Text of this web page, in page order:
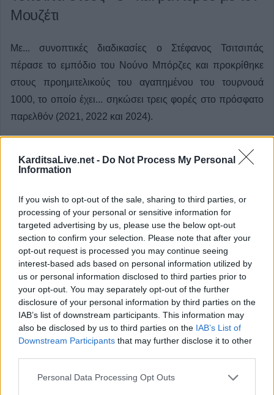
KarditsaLive.net - Do Not Process My Personal
Information
If you wish to opt-out of the sale, sharing to third parties, or
processing of your personal or sensitive information for
targeted advertising by us, please use the below opt-out
section to confirm your selection. Please note that after your
opt-out request is processed you may continue seeing
interest-based ads based on personal information utilized by
us or personal information disclosed to third parties prior to
your opt-out. You may separately opt-out of the further
disclosure of your personal information by third parties on the
IAB’s list of downstream participants. This information may
also be disclosed by us to third parties on the IAB’s List of
Downstream Participants that may further disclose it to other
Personal Data Processing Opt Outs
Μουζέτι
Με... συνοπτικές διαδικασίες ο Στέφανος Τσιτσιπάς
πέρασε το εμπόδιο του Νούνο Μπόρζες και προκρίθηκε
στους προημιτελικούς του αγαπημένου του τουρνουά
1000, το οποίο έχει... σηκώσει τρεις φορές στο πρόσφατο
παρελθόν (2021, 2022 και 2024).
και Ευεξίας του Εσπερινού ΕΠΑΛ